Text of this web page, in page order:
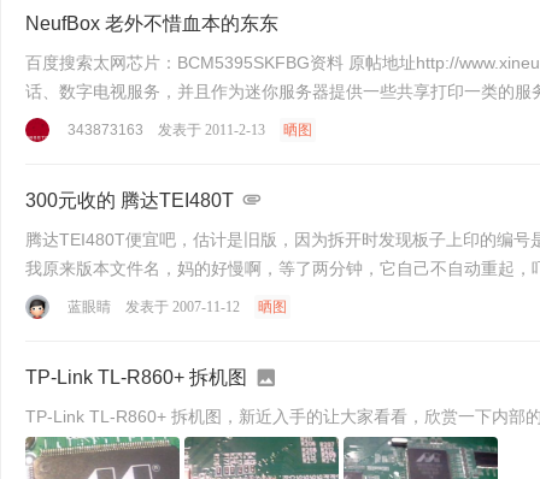
NeufBox 老外不惜血本的东东
百度搜索太网芯片：BCM5395SKFBG资料 原帖地址http://www.xineurope.com/forum.php?mod=viewthread&tid=1259730 NeufBox是什么？ 一个连接上电源和电话线就能提供宽带网、电
话、数字电视服务，并且作为迷你服务器提供一些共享打印一类的
343873163 发表于 2011-2-13 晒图
300元收的 腾达TEI480T
腾达TEI480T便宜吧，估计是旧版，因为拆开时发现板子上印的编
我原来版本文件名，妈的好慢啊，等了两分钟，它自己不自动重起
蓝眼睛 发表于 2007-11-12 晒图
TP-Link TL-R860+ 拆机图
TP-Link TL-R860+ 拆机图，新近入手的让大家看看，欣赏一下